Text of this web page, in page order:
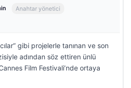
Anahtar yönetici
gibi projelerle tanınan ve son
adından söz ettiren ünlü
Film Festivali’nde ortaya